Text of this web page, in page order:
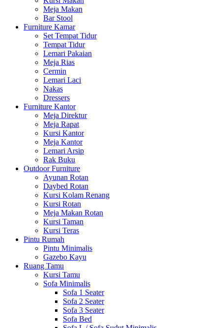
Meja Makan
Bar Stool
Furniture Kamar
Set Tempat Tidur
Tempat Tidur
Lemari Pakaian
Meja Rias
Cermin
Lemari Laci
Nakas
Dressers
Furniture Kantor
Meja Direktur
Meja Rapat
Kursi Kantor
Meja Kantor
Lemari Arsip
Rak Buku
Outdoor Furniture
Ayunan Rotan
Daybed Rotan
Kursi Kolam Renang
Kursi Rotan
Meja Makan Rotan
Kursi Taman
Kursi Teras
Pintu Rumah
Pintu Minimalis
Gazebo Kayu
Ruang Tamu
Kursi Tamu
Sofa Minimalis
Sofa 1 Seater
Sofa 2 Seater
Sofa 3 Seater
Sofa Bed